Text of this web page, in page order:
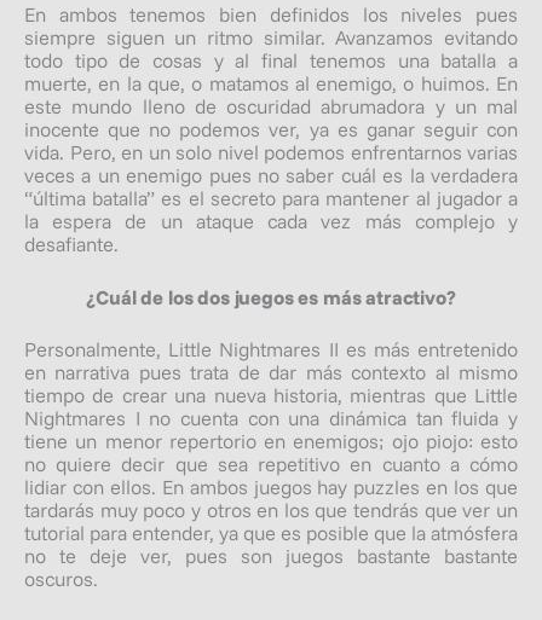
En ambos tenemos bien definidos los niveles pues
siempre siguen un ritmo similar. Avanzamos evitando
todo tipo de cosas y al final tenemos una batalla a
muerte, en la que, o matamos al enemigo, o huimos. En
este mundo lleno de oscuridad abrumadora y un mal
inocente que no podemos ver, ya es ganar seguir con
vida. Pero, en un solo nivel podemos enfrentarnos varias
veces a un enemigo pues no saber cuál es la verdadera
“última batalla” es el secreto para mantener al jugador a
la espera de un ataque cada vez más complejo y
desafiante.
¿Cuál de los dos juegos es más atractivo?
Personalmente, Little Nightmares II es más entretenido
en narrativa pues trata de dar más contexto al mismo
tiempo de crear una nueva historia, mientras que Little
Nightmares I no cuenta con una dinámica tan fluida y
tiene un menor repertorio en enemigos; ojo piojo: esto
no quiere decir que sea repetitivo en cuanto a cómo
lidiar con ellos. En ambos juegos hay puzzles en los que
tardarás muy poco y otros en los que tendrás que ver un
tutorial para entender, ya que es posible que la atmósfera
no te deje ver, pues son juegos bastante bastante
oscuros.